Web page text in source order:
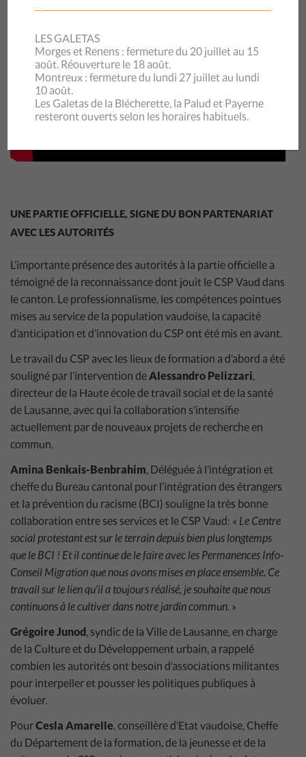
UNE PARTIE OFFICIELLE, SIGNE DU BON PARTENARIAT
AVEC LES AUTORITÉS
L’importante présence des autorités à la partie officielle a
témoigné de la reconnaissance dont jouit le CSP Vaud dans
le canton. Le professionnalisme, les compétences pointues
mises au service de la population vaudoise, la capacité
d’anticipation et d’innovation du CSP ont été mis en avant.
Le travail du CSP avec les lieux de formation a d’abord a été
souligné par l’intervention de Alessandro Pelizzari
directeur de la Haute école de travail social et de la santé
de Lausanne, avec qui la collaboration s’intensifie
actuellement par de nouveaux projets de recherche en
commun.
Amina Benkais-Benbrahim , Déléguée à l’intégration et
cheffe du Bureau cantonal pour l’intégration des étrangers
et la prévention du racisme (BCI) souligne la très bonne
collaboration entre ses services et le CSP Vaud: « Le Centre
social protestant est sur le terrain depuis bien plus longtemps
que le BCI ! Et il continue de le faire avec les Permanences Info-
Conseil Migration que nous avons mises en place ensemble. Ce
travail sur le lien qu’il a toujours réalisé, je souhaite que nous
continuons à le cultiver dans notre jardin commun. »
Grégoire Junod , syndic de la Ville de Lausanne, en charge
de la Culture et du Développement urbain, a rappelé
combien les autorités ont besoin d’associations militantes
pour interpeller et pousser les politiques publiques à
évoluer.
PourCesla Amarelle , conseillère d’Etat vaudoise, Cheffe
du Département de la formation, de la jeunesse et de la
LES GALETAS
Morges et Renens : fermeture du 20 juillet au 15
août. Réouverture le 18 août.
Montreux : fermeture du lundi 27 juillet au lundi
10 août.
Les Galetas de la Blécherette, la Palud et Payerne
resteront ouverts selon les horaires habituels.